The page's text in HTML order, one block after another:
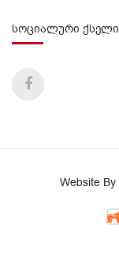
სოციალური ქსელი
Website By